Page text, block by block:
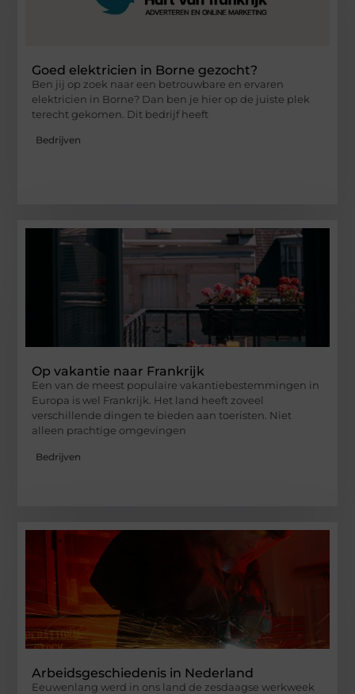
Goed elektricien in Borne gezocht?
Ben jij op zoek naar een betrouwbare en ervaren
elektricien in Borne? Dan ben je hier op de juiste plek
terecht gekomen. Dit bedrijf heeft
Bedrijven
Op vakantie naar Frankrijk
Een van de meest populaire vakantiebestemmingen in
Europa is wel Frankrijk. Het land heeft zoveel
verschillende dingen te bieden aan toeristen. Niet
alleen prachtige omgevingen
Bedrijven
Arbeidsgeschiedenis in Nederland
Eeuwenlang werd in ons land de zesdaagse werkweek